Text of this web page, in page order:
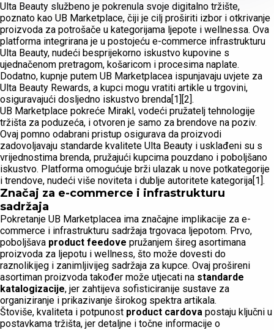
Ulta Beauty službeno je pokrenula svoje digitalno tržište,
poznato kao UB Marketplace, čiji je cilj proširiti izbor i otkrivanje
proizvoda za potrošače u kategorijama ljepote i wellnessa. Ova
platforma integrirana je u postojeću e-commerce infrastrukturu
Ulta Beauty, nudeći besprijekorno iskustvo kupovine s
ujednačenom pretragom, košaricom i procesima naplate.
Dodatno, kupnje putem UB Marketplacea ispunjavaju uvjete za
Ulta Beauty Rewards, a kupci mogu vratiti artikle u trgovini,
osiguravajući dosljedno iskustvo brenda[1][2].
UB Marketplace pokreće Mirakl, vodeći pružatelj tehnologije
tržišta za poduzeća, i otvoren je samo za brendove na poziv.
Ovaj pomno odabrani pristup osigurava da proizvodi
zadovoljavaju standarde kvalitete Ulta Beauty i usklađeni su s
vrijednostima brenda, pružajući kupcima pouzdano i poboljšano
iskustvo. Platforma omogućuje brži ulazak u nove potkategorije
i trendove, nudeći više noviteta i dublje autoritete kategorija[1].
Značaj za e-commerce i infrastrukturu
sadržaja
Pokretanje UB Marketplacea ima značajne implikacije za e-
commerce i infrastrukturu sadržaja trgovaca ljepotom. Prvo,
poboljšava product feedove pružanjem šireg asortimana
proizvoda za ljepotu i wellness, što može dovesti do
raznolikijeg i zanimljivijeg sadržaja za kupce. Ovaj prošireni
asortiman proizvoda također može utjecati na standarde
katalogizacije, jer zahtijeva sofisticiranije sustave za
organiziranje i prikazivanje širokog spektra artikala.
Štoviše, kvaliteta i potpunost product cardova postaju ključni u
postavkama tržišta, jer detaljne i točne informacije o